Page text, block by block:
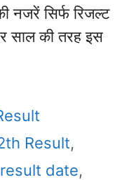
नजरें सिर्फ रिजल्ट
साल की तरह इस
Result,
date,